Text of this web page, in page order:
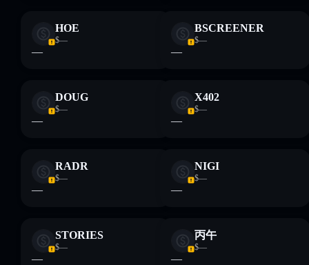
HOE
$—
—
BSCREENER
$—
—
DOUG
$—
—
X402
$—
—
RADR
$—
—
NIGI
$—
—
STORIES
$—
—
丙午
$—
—